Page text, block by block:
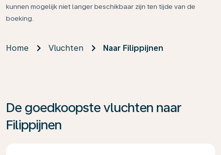
kunnen mogelijk niet langer beschikbaar zijn ten tijde van de
boeking.
Home Vluchten Naar Filippijnen
De goedkoopste vluchten naar
Filippijnen